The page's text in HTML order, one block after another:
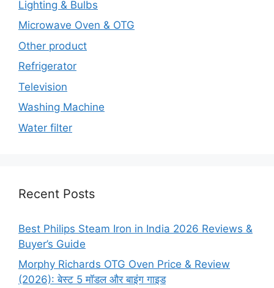
Lighting & Bulbs
Microwave Oven & OTG
Other product
Refrigerator
Television
Washing Machine
Water filter
Recent Posts
Best Philips Steam Iron in India 2026 Reviews &
Buyer’s Guide
Morphy Richards OTG Oven Price & Review
(2026): बेस्ट 5 मॉडल और बाइंग गाइड